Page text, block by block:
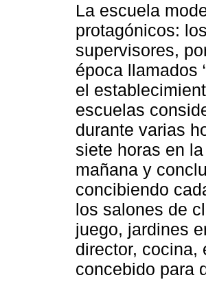
La escuela
protagónicos:
supervisores,
época llamados
el
escuelas
durante varias
siete horas en
mañana y
concibiendo
los salones de
juego, jardines
director, cocina,
concebido para